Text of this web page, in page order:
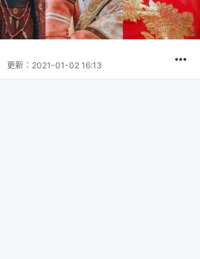
更新： 2021-01-02 16:13